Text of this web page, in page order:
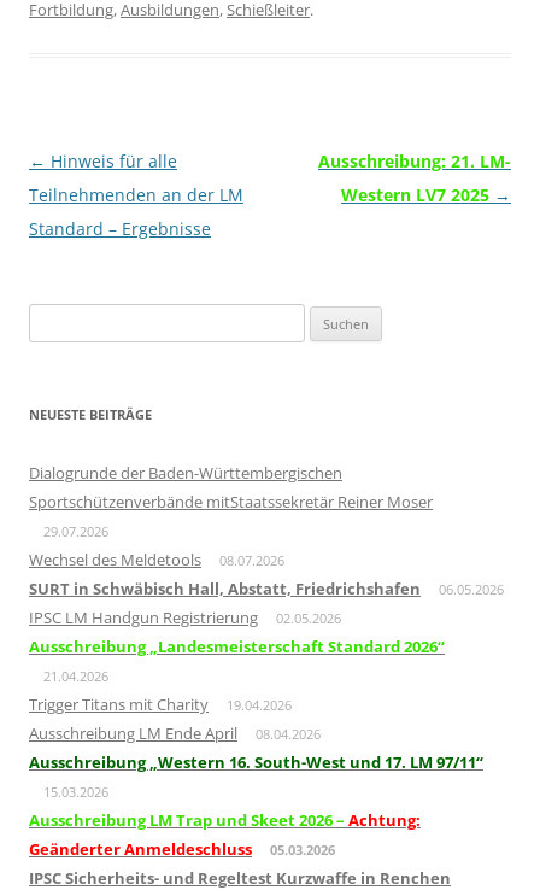
Fortbildung,Ausbildungen,Schießleiter.
Beitragsnavigation
← Hinweis für alle
Teilnehmenden an der LM
Standard – Ergebnisse
Ausschreibung: 21. LM-
Western LV7 2025 →
nach:
NEUESTE BEITRÄGE
Dialogrunde der Baden-Württembergischen
Sportschützenverbände mitStaatssekretär Reiner Moser
29.07.2026
Wechsel des Meldetools 08.07.2026
SURT in Schwäbisch Hall, Abstatt, Friedrichshafen 06.05.2026
IPSC LM Handgun Registrierung 02.05.2026
Ausschreibung „Landesmeisterschaft Standard 2026“
21.04.2026
Trigger Titans mit Charity 19.04.2026
Ausschreibung LM Ende April 08.04.2026
Ausschreibung „Western 16. South-West und 17. LM 97/11“
15.03.2026
Ausschreibung LM Trap und Skeet 2026 – Achtung:
Geänderter Anmeldeschluss
05.03.2026
IPSC Sicherheits- und Regeltest Kurzwaffe in Renchen